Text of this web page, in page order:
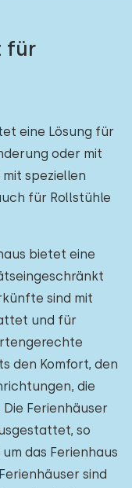
für
eine Lösung für
oder mit
speziellen
für Rollstühle
bietet eine
sind mit
und für
den Komfort, den
die
Ferienhäuser
so
das Ferienhaus
sind